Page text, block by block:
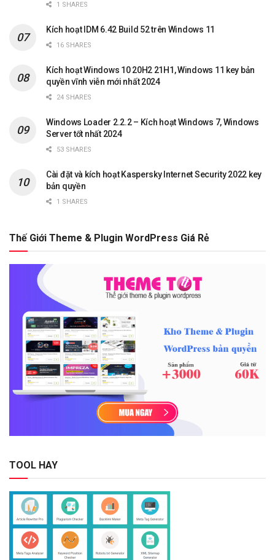
1 SHARES
Kích hoạt IDM 6.42 Build 52 trên Windows 11
16 SHARES
Kích hoạt Windows 10 20H2 21H1, Windows 11 key bản
quyền vĩnh viễn mới nhất 2024
24 SHARES
Windows Loader 2.2.2 – Kích hoạt Windows 7, Windows
Server tốt nhất 2024
53 SHARES
Cài đặt và kích hoạt Kaspersky Internet Security 2022 key
bản quyền
1 SHARES
Thế Giới Theme & Plugin WordPress Giá Rẻ
TOOL HAY